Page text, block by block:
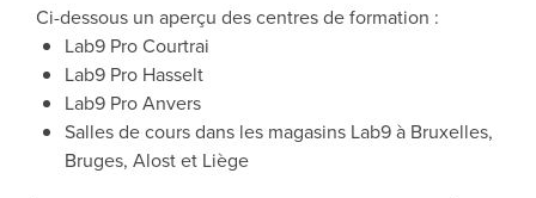
Ci-dessous un aperçu des centres de formation :
Lab9 Pro Courtrai
Lab9 Pro Hasselt
Lab9 Pro Anvers
Salles de cours dans les magasins Lab9 à Bruxelles,
Bruges, Alost et Liège